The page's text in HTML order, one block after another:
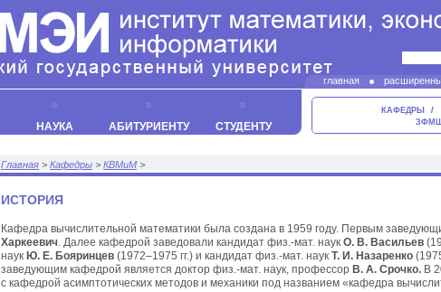
главная
НАУКА АБИТУРИЕНТУ СТУДЕНТУ
КАФЕДРЫ
Главная > Кафедры > КВМиМ >
ИСТОРИЯ
Кафедра вычислительной математики была создана в 1959 году. Первым
Харкеевич. Далее кафедрой заведовали кандидат физ.-мат. наук О. В. Васильев
наук Ю. Е. Бояринцев (1972–1975 гг.) и кандидат физ.-мат. наук Т. И. Назаренко
заведующим кафедрой является доктор физ.-мат. наук, профессор В. А. Срочко. В
с кафедрой асимптотических методов и механики под названием «кафедра